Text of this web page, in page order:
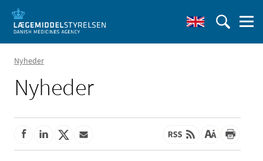
Nyheder
Nyheder